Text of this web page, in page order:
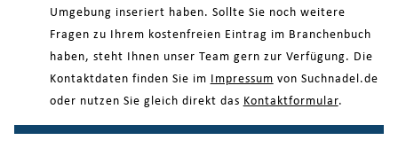
Umgebung inseriert haben. Sollte Sie noch weitere
Fragen zu Ihrem kostenfreien Eintrag im Branchenbuch
haben, steht Ihnen unser Team gern zur Verfügung. Die
Kontaktdaten finden Sie im
Impressum von Suchnadel.de
oder nutzen Sie gleich direkt das Kontaktformular.